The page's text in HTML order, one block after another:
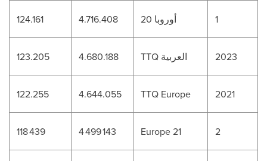
124.161 4.716.408 أوروبا 20 1
123.205 4.680.188 TTQ العربية 2023
122.255 4.644.055 TTQ Europe 2021
118 439 4 499 143 Europe 21 2